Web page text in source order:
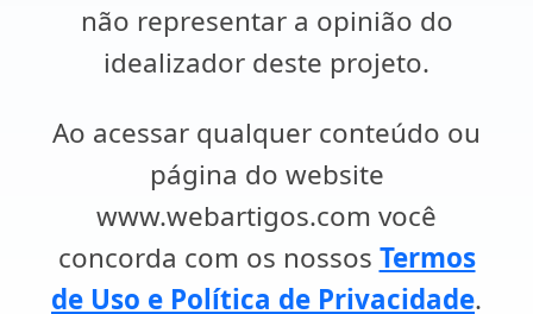
não representar a opinião do
idealizador deste projeto.
Ao acessar qualquer conteúdo ou
página do website
www.webartigos.com você
concorda com os nossos Termos
de Uso e Política de Privacidade.